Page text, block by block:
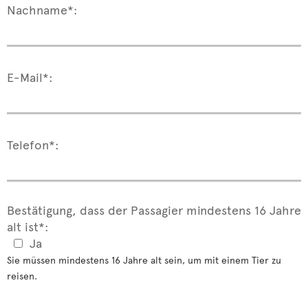
Nachname*:
E-Mail*:
Telefon*:
Bestätigung, dass der Passagier mindestens 16 Jahre
alt ist*:
Ja
Sie müssen mindestens 16 Jahre alt sein, um mit einem Tier zu
reisen.